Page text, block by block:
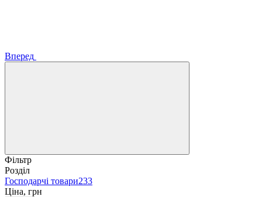
Вперед
Фільтр
Розділ
Господарчі товари233
Ціна, грн